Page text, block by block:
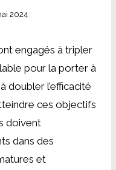
2024
engagés à tripler
pour la porter à
doubler l’efficacité
ces objectifs
doivent
dans des
et